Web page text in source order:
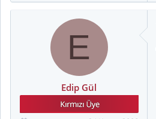
E
Edip Gül